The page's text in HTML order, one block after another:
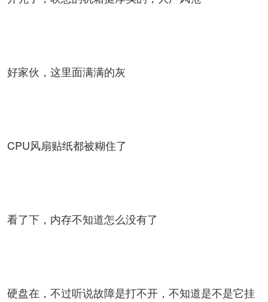
好家伙，这里面满满的灰
CPU风扇贴纸都被糊住了
看了下，内存不知道怎么没有了
硬盘在，不过听说故障是打不开，不知道是不是它挂